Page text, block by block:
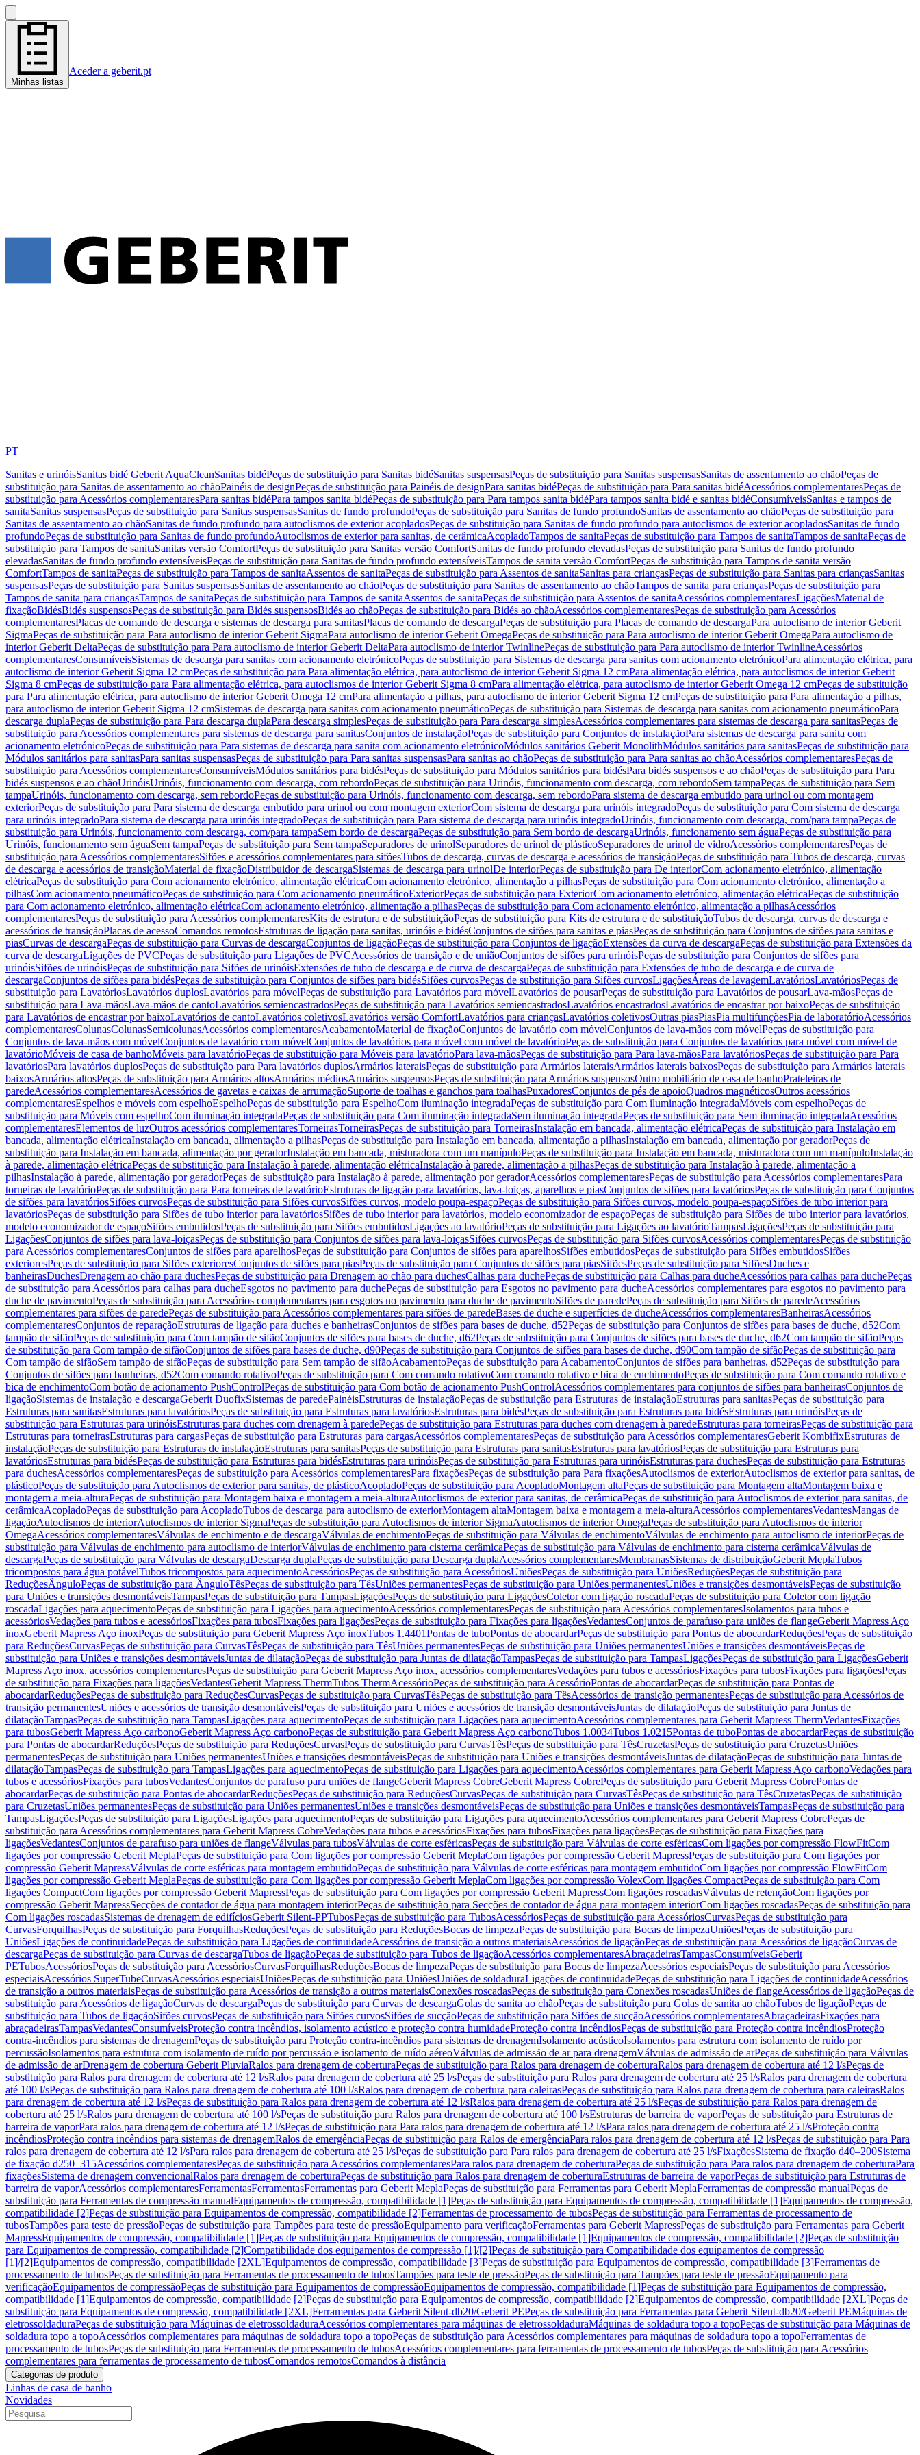
Minhas listas
Aceder a geberit.pt
PT
Sanitas e urinóisSanitas bidé Geberit AquaCleanSanitas bidéPeças de substituição para Sanitas bidéSanitas suspensasPeças de substituição para Sanitas suspensasSanitas de assentamento ao chãoPeças de
substituição para Sanitas de assentamento ao chãoPainéis de designPeças de substituição para Painéis de designPara sanitas bidéPeças de substituição para Para sanitas bidéAcessórios complementaresPeças de
substituição para Acessórios complementaresPara sanitas bidéPara tampos sanita bidéPeças de substituição para Para tampos sanita bidéPara tampos sanita bidé e sanitas bidéConsumíveisSanitas e tampos de
sanitaSanitas suspensasPeças de substituição para Sanitas suspensasSanitas de fundo profundoPeças de substituição para Sanitas de fundo profundoSanitas de assentamento ao chãoPeças de substituição para
Sanitas de assentamento ao chãoSanitas de fundo profundo para autoclismos de exterior acopladosPeças de substituição para Sanitas de fundo profundo para autoclismos de exterior acopladosSanitas de fundo
profundoPeças de substituição para Sanitas de fundo profundoAutoclismos de exterior para sanitas, de cerâmicaAcopladoTampos de sanitaPeças de substituição para Tampos de sanitaTampos de sanitaPeças de
substituição para Tampos de sanitaSanitas versão ComfortPeças de substituição para Sanitas versão ComfortSanitas de fundo profundo elevadasPeças de substituição para Sanitas de fundo profundo
elevadasSanitas de fundo profundo extensíveisPeças de substituição para Sanitas de fundo profundo extensíveisTampos de sanita versão ComfortPeças de substituição para Tampos de sanita versão
ComfortTampos de sanitaPeças de substituição para Tampos de sanitaAssentos de sanitaPeças de substituição para Assentos de sanitaSanitas para criançasPeças de substituição para Sanitas para criançasSanitas
suspensasPeças de substituição para Sanitas suspensasSanitas de assentamento ao chãoPeças de substituição para Sanitas de assentamento ao chãoTampos de sanita para criançasPeças de substituição para
Tampos de sanita para criançasTampos de sanitaPeças de substituição para Tampos de sanitaAssentos de sanitaPeças de substituição para Assentos de sanitaAcessórios complementaresLigaçõesMaterial de
fixaçãoBidésBidés suspensosPeças de substituição para Bidés suspensosBidés ao chãoPeças de substituição para Bidés ao chãoAcessórios complementaresPeças de substituição para Acessórios
complementaresPlacas de comando de descarga e sistemas de descarga para sanitasPlacas de comando de descargaPeças de substituição para Placas de comando de descargaPara autoclismo de interior Geberit
SigmaPeças de substituição para Para autoclismo de interior Geberit SigmaPara autoclismo de interior Geberit OmegaPeças de substituição para Para autoclismo de interior Geberit OmegaPara autoclismo de
interior Geberit DeltaPeças de substituição para Para autoclismo de interior Geberit DeltaPara autoclismo de interior TwinlinePeças de substituição para Para autoclismo de interior TwinlineAcessórios
complementaresConsumíveisSistemas de descarga para sanitas com acionamento eletrónicoPeças de substituição para Sistemas de descarga para sanitas com acionamento eletrónicoPara alimentação elétrica, para
autoclismo de interior Geberit Sigma 12 cmPeças de substituição para Para alimentação elétrica, para autoclismo de interior Geberit Sigma 12 cmPara alimentação elétrica, para autoclismos de interior Geberit
Sigma 8 cmPeças de substituição para Para alimentação elétrica, para autoclismos de interior Geberit Sigma 8 cmPara alimentação elétrica, para autoclismo de interior Geberit Omega 12 cmPeças de substituição
para Para alimentação elétrica, para autoclismo de interior Geberit Omega 12 cmPara alimentação a pilhas, para autoclismo de interior Geberit Sigma 12 cmPeças de substituição para Para alimentação a pilhas,
para autoclismo de interior Geberit Sigma 12 cmSistemas de descarga para sanitas com acionamento pneumáticoPeças de substituição para Sistemas de descarga para sanitas com acionamento pneumáticoPara
descarga duplaPeças de substituição para Para descarga duplaPara descarga simplesPeças de substituição para Para descarga simplesAcessórios complementares para sistemas de descarga para sanitasPeças de
substituição para Acessórios complementares para sistemas de descarga para sanitasConjuntos de instalaçãoPeças de substituição para Conjuntos de instalaçãoPara sistemas de descarga para sanita com
acionamento eletrónicoPeças de substituição para Para sistemas de descarga para sanita com acionamento eletrónicoMódulos sanitários Geberit MonolithMódulos sanitários para sanitasPeças de substituição para
Módulos sanitários para sanitasPara sanitas suspensasPeças de substituição para Para sanitas suspensasPara sanitas ao chãoPeças de substituição para Para sanitas ao chãoAcessórios complementaresPeças de
substituição para Acessórios complementaresConsumíveisMódulos sanitários para bidésPeças de substituição para Módulos sanitários para bidésPara bidés suspensos e ao chãoPeças de substituição para Para
bidés suspensos e ao chãoUrinóisUrinóis, funcionamento com descarga, com rebordoPeças de substituição para Urinóis, funcionamento com descarga, com rebordoSem tampaPeças de substituição para Sem
tampaUrinóis, funcionamento com descarga, sem rebordoPeças de substituição para Urinóis, funcionamento com descarga, sem rebordoPara sistema de descarga embutido para urinol ou com montagem
exteriorPeças de substituição para Para sistema de descarga embutido para urinol ou com montagem exteriorCom sistema de descarga para urinóis integradoPeças de substituição para Com sistema de descarga
para urinóis integradoPara sistema de descarga para urinóis integradoPeças de substituição para Para sistema de descarga para urinóis integradoUrinóis, funcionamento com descarga, com/para tampaPeças de
substituição para Urinóis, funcionamento com descarga, com/para tampaSem bordo de descargaPeças de substituição para Sem bordo de descargaUrinóis, funcionamento sem águaPeças de substituição para
Urinóis, funcionamento sem águaSem tampaPeças de substituição para Sem tampaSeparadores de urinolSeparadores de urinol de plásticoSeparadores de urinol de vidroAcessórios complementaresPeças de
substituição para Acessórios complementaresSifões e acessórios complementares para sifõesTubos de descarga, curvas de descarga e acessórios de transiçãoPeças de substituição para Tubos de descarga, curvas
de descarga e acessórios de transiçãoMaterial de fixaçãoDistribuidor de descargaSistemas de descarga para urinolDe interiorPeças de substituição para De interiorCom acionamento eletrónico, alimentação
elétricaPeças de substituição para Com acionamento eletrónico, alimentação elétricaCom acionamento eletrónico, alimentação a pilhasPeças de substituição para Com acionamento eletrónico, alimentação a
pilhasCom acionamento pneumáticoPeças de substituição para Com acionamento pneumáticoExteriorPeças de substituição para ExteriorCom acionamento eletrónico, alimentação elétricaPeças de substituição
para Com acionamento eletrónico, alimentação elétricaCom acionamento eletrónico, alimentação a pilhasPeças de substituição para Com acionamento eletrónico, alimentação a pilhasAcessórios
complementaresPeças de substituição para Acessórios complementaresKits de estrutura e de substituiçãoPeças de substituição para Kits de estrutura e de substituiçãoTubos de descarga, curvas de descarga e
acessórios de transiçãoPlacas de acessoComandos remotosEstruturas de ligação para sanitas, urinóis e bidésConjuntos de sifões para sanitas e piasPeças de substituição para Conjuntos de sifões para sanitas e
piasCurvas de descargaPeças de substituição para Curvas de descargaConjuntos de ligaçãoPeças de substituição para Conjuntos de ligaçãoExtensões da curva de descargaPeças de substituição para Extensões da
curva de descargaLigações de PVCPeças de substituição para Ligações de PVCAcessórios de transição e de uniãoConjuntos de sifões para urinóisPeças de substituição para Conjuntos de sifões para
urinóisSifões de urinóisPeças de substituição para Sifões de urinóisExtensões de tubo de descarga e de curva de descargaPeças de substituição para Extensões de tubo de descarga e de curva de
descargaConjuntos de sifões para bidésPeças de substituição para Conjuntos de sifões para bidésSifões curvosPeças de substituição para Sifões curvosLigaçõesÁreas de lavagemLavatóriosLavatóriosPeças de
substituição para LavatóriosLavatórios duplosLavatórios para móvelPeças de substituição para Lavatórios para móvelLavatórios de pousarPeças de substituição para Lavatórios de pousarLava-mãosPeças de
substituição para Lava-mãosLava-mãos de cantoLavatórios semiencastradosPeças de substituição para Lavatórios semiencastradosLavatórios encastradosLavatórios de encastrar por baixoPeças de substituição
para Lavatórios de encastrar por baixoLavatórios de cantoLavatórios coletivosLavatórios versão ComfortLavatórios para criançasLavatórios coletivosOutras piasPiasPia multifunçõesPia de laboratórioAcessórios
complementaresColunasColunasSemicolunasAcessórios complementaresAcabamentoMaterial de fixaçãoConjuntos de lavatório com móvelConjuntos de lava-mãos com móvelPeças de substituição para
Conjuntos de lava-mãos com móvelConjuntos de lavatório com móvelConjuntos de lavatórios para móvel com móvel de lavatórioPeças de substituição para Conjuntos de lavatórios para móvel com móvel de
lavatórioMóveis de casa de banhoMóveis para lavatórioPeças de substituição para Móveis para lavatórioPara lava-mãosPeças de substituição para Para lava-mãosPara lavatóriosPeças de substituição para Para
lavatóriosPara lavatórios duplosPeças de substituição para Para lavatórios duplosArmários lateraisPeças de substituição para Armários lateraisArmários laterais baixosPeças de substituição para Armários laterais
baixosArmários altosPeças de substituição para Armários altosArmários médiosArmários suspensosPeças de substituição para Armários suspensosOutro mobiliário de casa de banhoPrateleiras de
paredeAcessórios complementaresAcessórios de gavetas e caixas de arrumaçãoSuporte de toalhas e ganchos para toalhasPuxadoresConjuntos de pés de apoioQuadros magnéticosOutros acessórios
complementaresEspelhos e móveis com espelhoEspelhoPeças de substituição para EspelhoCom iluminação integradaPeças de substituição para Com iluminação integradaMóveis com espelhoPeças de
substituição para Móveis com espelhoCom iluminação integradaPeças de substituição para Com iluminação integradaSem iluminação integradaPeças de substituição para Sem iluminação integradaAcessórios
complementaresElementos de luzOutros acessórios complementaresTorneirasTorneirasPeças de substituição para TorneirasInstalação em bancada, alimentação elétricaPeças de substituição para Instalação em
bancada, alimentação elétricaInstalação em bancada, alimentação a pilhasPeças de substituição para Instalação em bancada, alimentação a pilhasInstalação em bancada, alimentação por geradorPeças de
substituição para Instalação em bancada, alimentação por geradorInstalação em bancada, misturadora com um manípuloPeças de substituição para Instalação em bancada, misturadora com um manípuloInstalação
à parede, alimentação elétricaPeças de substituição para Instalação à parede, alimentação elétricaInstalação à parede, alimentação a pilhasPeças de substituição para Instalação à parede, alimentação a
pilhasInstalação à parede, alimentação por geradorPeças de substituição para Instalação à parede, alimentação por geradorAcessórios complementaresPeças de substituição para Acessórios complementaresPara
torneiras de lavatórioPeças de substituição para Para torneiras de lavatórioEstruturas de ligação para lavatórios, lava-loiças, aparelhos e piasConjuntos de sifões para lavatóriosPeças de substituição para Conjuntos
de sifões para lavatóriosSifões curvosPeças de substituição para Sifões curvosSifões curvos, modelo poupa-espaçoPeças de substituição para Sifões curvos, modelo poupa-espaçoSifões de tubo interior para
lavatóriosPeças de substituição para Sifões de tubo interior para lavatóriosSifões de tubo interior para lavatórios, modelo economizador de espaçoPeças de substituição para Sifões de tubo interior para lavatórios,
modelo economizador de espaçoSifões embutidosPeças de substituição para Sifões embutidosLigações ao lavatórioPeças de substituição para Ligações ao lavatórioTampasLigaçõesPeças de substituição para
LigaçõesConjuntos de sifões para lava-loiçasPeças de substituição para Conjuntos de sifões para lava-loiçasSifões curvosPeças de substituição para Sifões curvosAcessórios complementaresPeças de substituição
para Acessórios complementaresConjuntos de sifões para aparelhosPeças de substituição para Conjuntos de sifões para aparelhosSifões embutidosPeças de substituição para Sifões embutidosSifões
exterioresPeças de substituição para Sifões exterioresConjuntos de sifões para piasPeças de substituição para Conjuntos de sifões para piasSifõesPeças de substituição para SifõesDuches e
banheirasDuchesDrenagem ao chão para duchesPeças de substituição para Drenagem ao chão para duchesCalhas para duchePeças de substituição para Calhas para ducheAcessórios para calhas para duchePeças
de substituição para Acessórios para calhas para ducheEsgotos no pavimento para duchePeças de substituição para Esgotos no pavimento para ducheAcessórios complementares para esgotos no pavimento para
duche de pavimentoPeças de substituição para Acessórios complementares para esgotos no pavimento para duche de pavimentoSifões de paredePeças de substituição para Sifões de paredeAcessórios
complementares para sifões de paredePeças de substituição para Acessórios complementares para sifões de paredeBases de duche e superfícies de ducheAcessórios complementaresBanheirasAcessórios
complementaresConjuntos de reparaçãoEstruturas de ligação para duches e banheirasConjuntos de sifões para bases de duche, d52Peças de substituição para Conjuntos de sifões para bases de duche, d52Com
tampão de sifãoPeças de substituição para Com tampão de sifãoConjuntos de sifões para bases de duche, d62Peças de substituição para Conjuntos de sifões para bases de duche, d62Com tampão de sifãoPeças
de substituição para Com tampão de sifãoConjuntos de sifões para bases de duche, d90Peças de substituição para Conjuntos de sifões para bases de duche, d90Com tampão de sifãoPeças de substituição para
Com tampão de sifãoSem tampão de sifãoPeças de substituição para Sem tampão de sifãoAcabamentoPeças de substituição para AcabamentoConjuntos de sifões para banheiras, d52Peças de substituição para
Conjuntos de sifões para banheiras, d52Com comando rotativoPeças de substituição para Com comando rotativoCom comando rotativo e bica de enchimentoPeças de substituição para Com comando rotativo e
bica de enchimentoCom botão de acionamento PushControlPeças de substituição para Com botão de acionamento PushControlAcessórios complementares para conjuntos de sifões para banheirasConjuntos de
ligaçãoSistemas de instalação e descargaGeberit DuofixSistemas de paredePainéisEstruturas de instalaçãoPeças de substituição para Estruturas de instalaçãoEstruturas para sanitasPeças de substituição para
Estruturas para sanitasEstruturas para lavatóriosPeças de substituição para Estruturas para lavatóriosEstruturas para bidésPeças de substituição para Estruturas para bidésEstruturas para urinóisPeças de
substituição para Estruturas para urinóisEstruturas para duches com drenagem à paredePeças de substituição para Estruturas para duches com drenagem à paredeEstruturas para torneirasPeças de substituição para
Estruturas para torneirasEstruturas para cargasPeças de substituição para Estruturas para cargasAcessórios complementaresPeças de substituição para Acessórios complementaresGeberit KombifixEstruturas de
instalaçãoPeças de substituição para Estruturas de instalaçãoEstruturas para sanitasPeças de substituição para Estruturas para sanitasEstruturas para lavatóriosPeças de substituição para Estruturas para
lavatóriosEstruturas para bidésPeças de substituição para Estruturas para bidésEstruturas para urinóisPeças de substituição para Estruturas para urinóisEstruturas para duchesPeças de substituição para Estruturas
para duchesAcessórios complementaresPeças de substituição para Acessórios complementaresPara fixaçõesPeças de substituição para Para fixaçõesAutoclismos de exteriorAutoclismos de exterior para sanitas, de
plásticoPeças de substituição para Autoclismos de exterior para sanitas, de plásticoAcopladoPeças de substituição para AcopladoMontagem altaPeças de substituição para Montagem altaMontagem baixa e
montagem a meia-alturaPeças de substituição para Montagem baixa e montagem a meia-alturaAutoclismos de exterior para sanitas, de cerâmicaPeças de substituição para Autoclismos de exterior para sanitas, de
cerâmicaAcopladoPeças de substituição para AcopladoTubos de descarga para autoclismo de exteriorMontagem altaMontagem baixa e montagem a meia-alturaAcessórios complementaresVedantesMangas de
ligaçãoAutoclismos de interiorAutoclismos de interior SigmaPeças de substituição para Autoclismos de interior SigmaAutoclismos de interior OmegaPeças de substituição para Autoclismos de interior
OmegaAcessórios complementaresVálvulas de enchimento e de descargaVálvulas de enchimentoPeças de substituição para Válvulas de enchimentoVálvulas de enchimento para autoclismo de interiorPeças de
substituição para Válvulas de enchimento para autoclismo de interiorVálvulas de enchimento para cisterna cerâmicaPeças de substituição para Válvulas de enchimento para cisterna cerâmicaVálvulas de
descargaPeças de substituição para Válvulas de descargaDescarga duplaPeças de substituição para Descarga duplaAcessórios complementaresMembranasSistemas de distribuiçãoGeberit MeplaTubos
tricompostos para água potávelTubos tricompostos para aquecimentoAcessóriosPeças de substituição para AcessóriosUniõesPeças de substituição para UniõesReduçõesPeças de substituição para
ReduçõesÂnguloPeças de substituição para ÂnguloTêsPeças de substituição para TêsUniões permanentesPeças de substituição para Uniões permanentesUniões e transições desmontáveisPeças de substituição
para Uniões e transições desmontáveisTampasPeças de substituição para TampasLigaçõesPeças de substituição para LigaçõesColetor com ligação roscadaPeças de substituição para Coletor com ligação
roscadaLigações para aquecimentoPeças de substituição para Ligações para aquecimentoAcessórios complementaresPeças de substituição para Acessórios complementaresIsolamentos para tubos e
acessóriosVedações para tubos e acessóriosFixações para tubosFixações para ligaçõesPeças de substituição para Fixações para ligaçõesVedantesConjuntos de parafuso para uniões de flangeGeberit Mapress Aço
inoxGeberit Mapress Aço inoxPeças de substituição para Geberit Mapress Aço inoxTubos 1.4401Pontas de tuboPontas de abocardarPeças de substituição para Pontas de abocardarReduçõesPeças de substituição
para ReduçõesCurvasPeças de substituição para CurvasTêsPeças de substituição para TêsUniões permanentesPeças de substituição para Uniões permanentesUniões e transições desmontáveisPeças de
substituição para Uniões e transições desmontáveisJuntas de dilataçãoPeças de substituição para Juntas de dilataçãoTampasPeças de substituição para TampasLigaçõesPeças de substituição para LigaçõesGeberit
Mapress Aço inox, acessórios complementaresPeças de substituição para Geberit Mapress Aço inox, acessórios complementaresVedações para tubos e acessóriosFixações para tubosFixações para ligaçõesPeças
de substituição para Fixações para ligaçõesVedantesGeberit Mapress ThermTubos ThermAcessórioPeças de substituição para AcessórioPontas de abocardarPeças de substituição para Pontas de
abocardarReduçõesPeças de substituição para ReduçõesCurvasPeças de substituição para CurvasTêsPeças de substituição para TêsAcessórios de transição permanentesPeças de substituição para Acessórios de
transição permanentesUniões e acessórios de transição desmontáveisPeças de substituição para Uniões e acessórios de transição desmontáveisJuntas de dilataçãoPeças de substituição para Juntas de
dilataçãoTampasPeças de substituição para TampasLigações para aquecimentoPeças de substituição para Ligações para aquecimentoAcessórios complementares para Geberit Mapress ThermVedantesFixações
para tubosGeberit Mapress Aço carbonoGeberit Mapress Aço carbonoPeças de substituição para Geberit Mapress Aço carbonoTubos 1.0034Tubos 1.0215Pontas de tuboPontas de abocardarPeças de substituição
para Pontas de abocardarReduçõesPeças de substituição para ReduçõesCurvasPeças de substituição para CurvasTêsPeças de substituição para TêsCruzetasPeças de substituição para CruzetasUniões
permanentesPeças de substituição para Uniões permanentesUniões e transições desmontáveisPeças de substituição para Uniões e transições desmontáveisJuntas de dilataçãoPeças de substituição para Juntas de
dilataçãoTampasPeças de substituição para TampasLigações para aquecimentoPeças de substituição para Ligações para aquecimentoAcessórios complementares para Geberit Mapress Aço carbonoVedações para
tubos e acessóriosFixações para tubosVedantesConjuntos de parafuso para uniões de flangeGeberit Mapress CobreGeberit Mapress CobrePeças de substituição para Geberit Mapress CobrePontas de
abocardarPeças de substituição para Pontas de abocardarReduçõesPeças de substituição para ReduçõesCurvasPeças de substituição para CurvasTêsPeças de substituição para TêsCruzetasPeças de substituição
para CruzetasUniões permanentesPeças de substituição para Uniões permanentesUniões e transições desmontáveisPeças de substituição para Uniões e transições desmontáveisTampasPeças de substituição para
TampasLigaçõesPeças de substituição para LigaçõesLigações para aquecimentoPeças de substituição para Ligações para aquecimentoAcessórios complementares para Geberit Mapress CobrePeças de
substituição para Acessórios complementares para Geberit Mapress CobreVedações para tubos e acessóriosFixações para tubosFixações para ligaçõesPeças de substituição para Fixações para
ligaçõesVedantesConjuntos de parafuso para uniões de flangeVálvulas para tubosVálvulas de corte esféricasPeças de substituição para Válvulas de corte esféricasCom ligações por compressão FlowFitCom
ligações por compressão Geberit MeplaPeças de substituição para Com ligações por compressão Geberit MeplaCom ligações por compressão Geberit MapressPeças de substituição para Com ligações por
compressão Geberit MapressVálvulas de corte esféricas para montagem embutidoPeças de substituição para Válvulas de corte esféricas para montagem embutidoCom ligações por compressão FlowFitCom
ligações por compressão Geberit MeplaPeças de substituição para Com ligações por compressão Geberit MeplaCom ligações por compressão VolexCom ligações CompactPeças de substituição para Com
ligações CompactCom ligações por compressão Geberit MapressPeças de substituição para Com ligações por compressão Geberit MapressCom ligações roscadasVálvulas de retençãoCom ligações por
compressão Geberit MapressSecções de contador de água para montagem interiorPeças de substituição para Secções de contador de água para montagem interiorCom ligações roscadasPeças de substituição para
Com ligações roscadasSistemas de drenagem de edifíciosGeberit Silent-PPTubosPeças de substituição para TubosAcessóriosPeças de substituição para AcessóriosCurvasPeças de substituição para
CurvasForquilhasPeças de substituição para ForquilhasReduçõesPeças de substituição para ReduçõesBocas de limpezaPeças de substituição para Bocas de limpezaUniõesPeças de substituição para
UniõesLigações de continuidadePeças de substituição para Ligações de continuidadeAcessórios de transição a outros materiaisAcessórios de ligaçãoPeças de substituição para Acessórios de ligaçãoCurvas de
descargaPeças de substituição para Curvas de descargaTubos de ligaçãoPeças de substituição para Tubos de ligaçãoAcessórios complementaresAbraçadeirasTampasConsumíveisGeberit
PETubosAcessóriosPeças de substituição para AcessóriosCurvasForquilhasReduçõesBocas de limpezaPeças de substituição para Bocas de limpezaAcessórios especiaisPeças de substituição para Acessórios
especiaisAcessórios SuperTubeCurvasAcessórios especiaisUniõesPeças de substituição para UniõesUniões de soldaduraLigações de continuidadePeças de substituição para Ligações de continuidadeAcessórios
de transição a outros materiaisPeças de substituição para Acessórios de transição a outros materiaisConexões roscadasPeças de substituição para Conexões roscadasUniões de flangeAcessórios de ligaçãoPeças de
substituição para Acessórios de ligaçãoCurvas de descargaPeças de substituição para Curvas de descargaGolas de sanita ao chãoPeças de substituição para Golas de sanita ao chãoTubos de ligaçãoPeças de
substituição para Tubos de ligaçãoSifões curvosPeças de substituição para Sifões curvosSifões de sucçãoPeças de substituição para Sifões de sucçãoAcessórios complementaresAbraçadeirasFixações para
abraçadeirasTampasVedantesConsumíveisProteção contra incêndios, isolamento acústico e proteção contra humidadeProteção contra incêndiosPeças de substituição para Proteção contra incêndiosProteção
contra-incêndios para sistemas de drenagemPeças de substituição para Proteção contra-incêndios para sistemas de drenagemIsolamento acústicoIsolamentos para estrutura com isolamento de ruído por
percussãoIsolamentos para estrutura com isolamento de ruído por percussão e isolamento de ruído aéreoVálvulas de admissão de ar para drenagemVálvulas de admissão de arPeças de substituição para Válvulas
de admissão de arDrenagem de cobertura Geberit PluviaRalos para drenagem de coberturaPeças de substituição para Ralos para drenagem de coberturaRalos para drenagem de cobertura até 12 l/sPeças de
substituição para Ralos para drenagem de cobertura até 12 l/sRalos para drenagem de cobertura até 25 l/sPeças de substituição para Ralos para drenagem de cobertura até 25 l/sRalos para drenagem de cobertura
até 100 l/sPeças de substituição para Ralos para drenagem de cobertura até 100 l/sRalos para drenagem de cobertura para caleirasPeças de substituição para Ralos para drenagem de cobertura para caleirasRalos
para drenagem de cobertura até 12 l/sPeças de substituição para Ralos para drenagem de cobertura até 12 l/sRalos para drenagem de cobertura até 25 l/sPeças de substituição para Ralos para drenagem de
cobertura até 25 l/sRalos para drenagem de cobertura até 100 l/sPeças de substituição para Ralos para drenagem de cobertura até 100 l/sEstruturas de barreira de vaporPeças de substituição para Estruturas de
barreira de vaporPara ralos para drenagem de cobertura até 12 l/sPeças de substituição para Para ralos para drenagem de cobertura até 12 l/sPara ralos para drenagem de cobertura até 25 l/sProteção contra
incêndiosProteção contra incêndios para sistemas de drenagemRalos de emergênciaPeças de substituição para Ralos de emergênciaPara ralos para drenagem de cobertura até 12 l/sPeças de substituição para Para
ralos para drenagem de cobertura até 12 l/sPara ralos para drenagem de cobertura até 25 l/sPeças de substituição para Para ralos para drenagem de cobertura até 25 l/sFixaçõesSistema de fixação d40–200Sistema
de fixação d250–315Acessórios complementaresPeças de substituição para Acessórios complementaresPara ralos para drenagem de coberturaPeças de substituição para Para ralos para drenagem de coberturaPara
fixaçõesSistema de drenagem convencionalRalos para drenagem de coberturaPeças de substituição para Ralos para drenagem de coberturaEstruturas de barreira de vaporPeças de substituição para Estruturas de
barreira de vaporAcessórios complementaresFerramentasFerramentasFerramentas para Geberit MeplaPeças de substituição para Ferramentas para Geberit MeplaFerramentas de compressão manualPeças de
substituição para Ferramentas de compressão manualEquipamentos de compressão, compatibilidade [1]Peças de substituição para Equipamentos de compressão, compatibilidade [1]Equipamentos de compressão,
compatibilidade [2]Peças de substituição para Equipamentos de compressão, compatibilidade [2]Ferramentas de processamento de tubosPeças de substituição para Ferramentas de processamento de
tubosTampões para teste de pressãoPeças de substituição para Tampões para teste de pressãoEquipamento para verificaçãoFerramentas para Geberit MapressPeças de substituição para Ferramentas para Geberit
MapressEquipamentos de compressão, compatibilidade [1]Peças de substituição para Equipamentos de compressão, compatibilidade [1]Equipamentos de compressão, compatibilidade [2]Peças de substituição
para Equipamentos de compressão, compatibilidade [2]Compatibilidade dos equipamentos de compressão [1]/[2]Peças de substituição para Compatibilidade dos equipamentos de compressão
[1]/[2]Equipamentos de compressão, compatibilidade [2XL]Equipamentos de compressão, compatibilidade [3]Peças de substituição para Equipamentos de compressão, compatibilidade [3]Ferramentas de
processamento de tubosPeças de substituição para Ferramentas de processamento de tubosTampões para teste de pressãoPeças de substituição para Tampões para teste de pressãoEquipamento para
verificaçãoEquipamentos de compressãoPeças de substituição para Equipamentos de compressãoEquipamentos de compressão, compatibilidade [1]Peças de substituição para Equipamentos de compressão,
compatibilidade [1]Equipamentos de compressão, compatibilidade [2]Peças de substituição para Equipamentos de compressão, compatibilidade [2]Equipamentos de compressão, compatibilidade [2XL]Peças de
substituição para Equipamentos de compressão, compatibilidade [2XL]Ferramentas para Geberit Silent-db20/Geberit PEPeças de substituição para Ferramentas para Geberit Silent-db20/Geberit PEMáquinas de
eletrossoldaduraPeças de substituição para Máquinas de eletrossoldaduraAcessórios complementares para máquinas de eletrossoldaduraMáquinas de soldadura topo a topoPeças de substituição para Máquinas de
soldadura topo a topoAcessórios complementares para máquinas de soldadura topo a topoPeças de substituição para Acessórios complementares para máquinas de soldadura topo a topoFerramentas de
processamento de tubosPeças de substituição para Ferramentas de processamento de tubosAcessórios complementares para ferramentas de processamento de tubosPeças de substituição para Acessórios
complementares para ferramentas de processamento de tubosComandos remotosComandos à distância
Categorias de produto
Linhas de casa de banho
Novidades